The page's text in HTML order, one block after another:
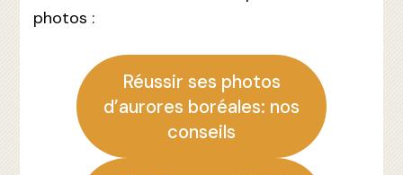
photos :
Réussir ses photos
d’aurores boréales: nos
conseils